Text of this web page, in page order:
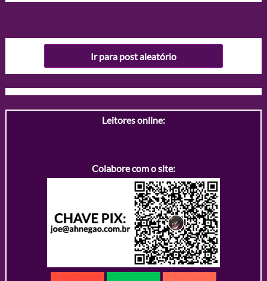
Ir para post aleatório
Leitores online:
Colabore com o site: